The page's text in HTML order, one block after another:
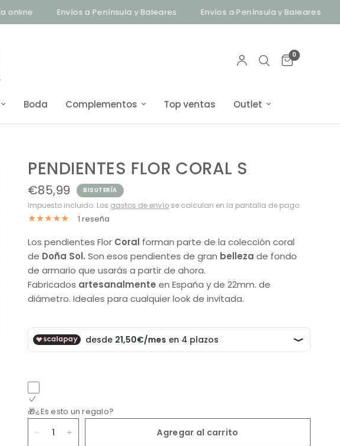
Envíos a Península y Baleares Envíos a Península y Baleares
0
Boda Complementos Top ventas Outlet
PENDIENTES FLOR CORAL S
€85,99 BISUTERÍA
Impuesto incluido. Los gastos de envío se calculan en la pantalla de pago.
1 reseña
Los pendientes Flor Coral forman parte de la colección coral
de Doña Sol.Son esos pendientes de gran belleza de fondo
de armario que usarás a partir de ahora.
Fabricados artesanalmente en España y de 22mm. de
diámetro. Ideales para cualquier look de invitada.
🎁¿Es esto un regalo?
Agregar al carrito